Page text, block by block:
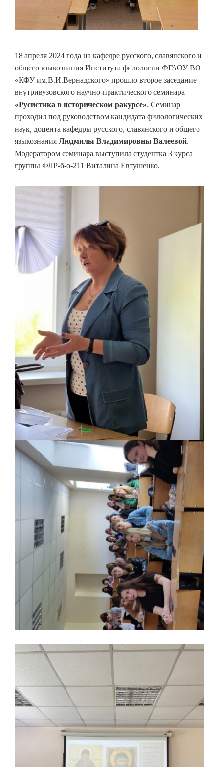
18 апреля 2024 года на кафедре русского, славянского и
общего языкознания Института филологии ФГАОУ ВО
«КФУ им.В.И.Вернадского» прошло второе заседание
внутривузовского научно-практического семинара
«Русистика в историческом ракурсе». Семинар
проходил под руководством кандидата филологических
наук, доцента кафедры русского, славянского и общего
языкознания Людмилы Владимировны Валеевой.
Модератором семинара выступила студентка 3 курса
группы ФЛР-б-о-211 Виталина Евтушенко.